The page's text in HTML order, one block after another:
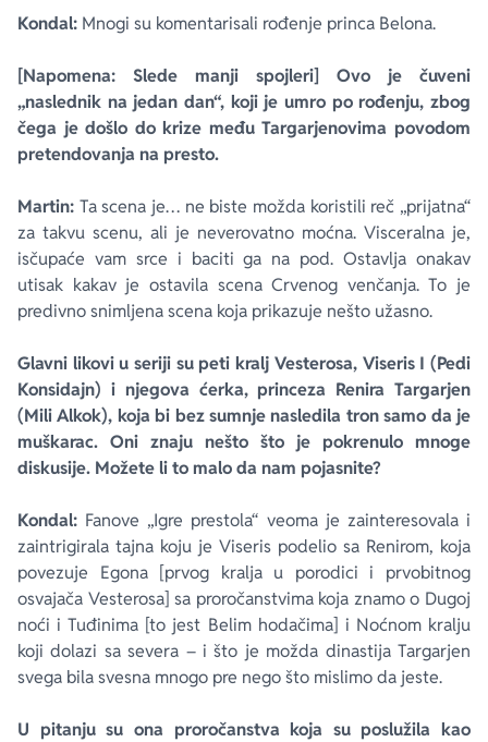
Kondal: Mnogi su komentarisali rođenje princa Belona.
[Napomena: Slede manji spojleri] Ovo je čuveni
„naslednik na jedan dan“, koji je umro po rođenju, zbog
čega je došlo do krize među Targarjenovima povodom
pretendovanja na presto.
Martin: Ta scena je… ne biste možda koristili reč „prijatna“
za takvu scenu, ali je neverovatno moćna. Visceralna je,
isčupaće vam srce i baciti ga na pod. Ostavlja onakav
utisak kakav je ostavila scena Crvenog venčanja. To je
predivno snimljena scena koja prikazuje nešto užasno.
Glavni likovi u seriji su peti kralj Vesterosa, Viseris I (Pedi
Konsidajn) i njegova ćerka, princeza Renira Targarjen
(Mili Alkok), koja bi bez sumnje nasledila tron samo da je
muškarac. Oni znaju nešto što je pokrenulo mnoge
diskusije. Možete li to malo da nam pojasnite?
Kondal: Fanove „Igre prestola“ veoma je zainteresovala i
zaintrigirala tajna koju je Viseris podelio sa Renirom, koja
povezuje Egona [prvog kralja u porodici i prvobitnog
osvajača Vesterosa] sa proročanstvima koja znamo o Dugoj
noći i Tuđinima [to jest Belim hodačima] i Noćnom kralju
koji dolazi sa severa – i što je možda dinastija Targarjen
svega bila svesna mnogo pre nego što mislimo da jeste.
U pitanju su ona proročanstva koja su poslužila kao